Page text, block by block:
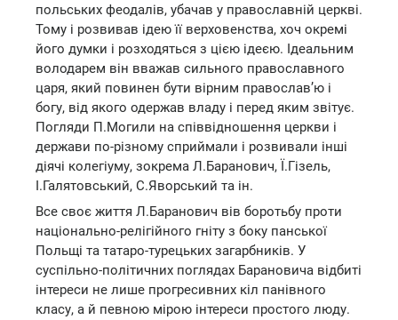
польських феодалів, убачав у православній церкві.
Тому і розвивав ідею її верховенства, хоч окремі
його думки і розходяться з цією ідеєю. Ідеальним
володарем він вважав сильного православного
царя, який повинен бути вірним православ’ю і
богу, від якого одержав владу і перед яким звітує.
Погляди П.Могили на співвідношення церкви і
держави по-різному сприймали і розвивали інші
діячі колегіуму, зокрема Л.Баранович, Ї.Гізель,
І.Галятовський, С.Яворський та ін.
Все своє життя Л.Баранович вів боротьбу проти
національно-релігійного гніту з боку панської
Польщі та татаро-турецьких загарбників. У
суспільно-політичних поглядах Барановича відбиті
інтереси не лише прогресивних кіл панівного
класу, а й певною мірою інтереси простого люду.